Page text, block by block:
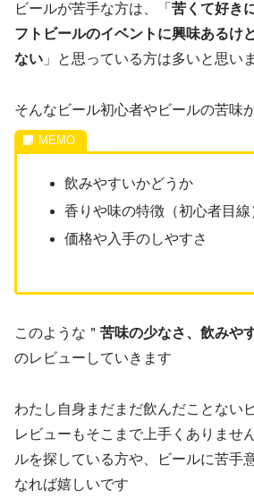
ビールが苦手な方は、「 苦くて好き
フトビールのイベントに興味あるけ
ない 」と思っている方は多いと思い
そんなビール初心者やビールの苦味
飲みやすいかどうか
香りや味の特徴（初心者目線
価格や入手のしやすさ
このような＂ 苦味の少なさ、飲みや
のレビューしていきます
わたし自身まだまだ飲んだことない
レビューもそこまで上手くありませ
ルを探している方や、ビールに苦手
なれば嬉しいです